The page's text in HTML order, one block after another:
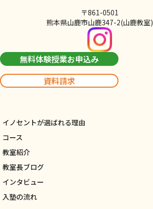
〒861-0501
熊本県山鹿市山鹿347-2(山鹿教室)
無料体験授業お申込み
資料請求
イノセントが選ばれる理由
コース
教室紹介
教室長ブログ
インタビュー
入塾の流れ